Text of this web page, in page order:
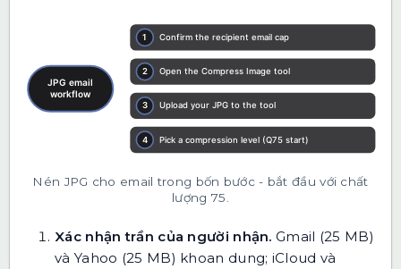
Nén JPG cho email trong bốn bước - bắt đầu với chất
lượng 75.
Xác nhận trần của người nhận. Gmail (25 MB)
và Yahoo (25 MB) khoan dung; iCloud và